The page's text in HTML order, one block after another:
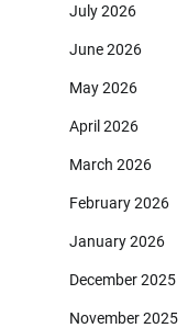
July 2026
June 2026
May 2026
April 2026
March 2026
February 2026
January 2026
December 2025
November 2025